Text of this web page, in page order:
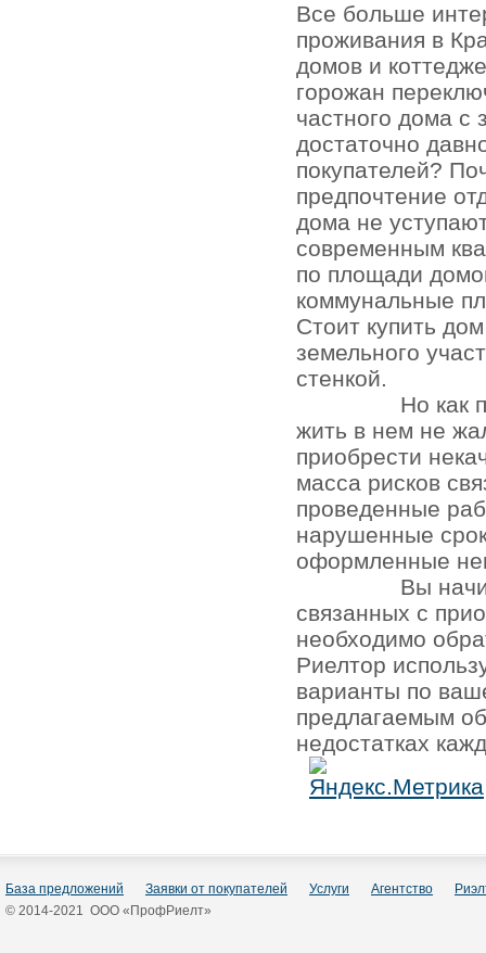
Все больше
проживания в
домов и
горожан
частного дома с
достаточно
покупателей?
предпочтение
дома не
современным
по площади
коммунальные
Стоит купить
земельного
стенкой.
Но как
жить в нем не
приобрести
масса рисков
проведенные
нарушенные
оформленные
Вы
связанных с
необходимо
Риелтор
варианты по
предлагаемым
недостатках
База предложений Заявки от покупателей Услуги Агентство
© 2014-2021 ООО «ПрофРиелт»